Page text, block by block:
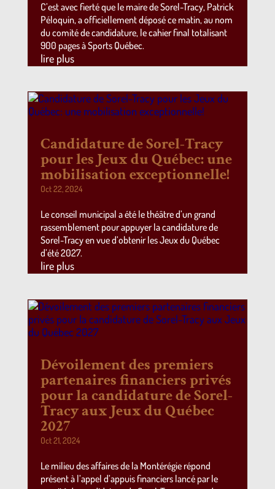
C’est avec fierté que le maire de Sorel-Tracy, Patrick
Péloquin, a officiellement déposé ce matin, au nom
du comité de candidature, le cahier final totalisant
900 pages à Sports Québec.
lire plus
Candidature de Sorel-Tracy
pour les Jeux du Québec: une
mobilisation exceptionnelle!
Oct 22, 2024
Le conseil municipal a été le théâtre d’un grand
rassemblement pour appuyer la candidature de
Sorel-Tracy en vue d’obtenir les Jeux du Québec
d’été 2027.
lire plus
Dévoilement des premiers
partenaires financiers privés
pour la candidature de Sorel-
Tracy aux Jeux du Québec
2027
Oct 21, 2024
Le milieu des affaires de la Montérégie répond
présent à l’appel d’appuis financiers lancé par le